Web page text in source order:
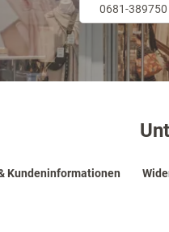
0681-389750
Kundeninformationen